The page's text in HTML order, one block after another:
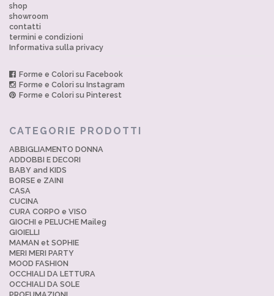
shop
showroom
contatti
termini e condizioni
Informativa sulla privacy
Forme e Colori su Facebook
Forme e Colori su Instagram
Forme e Colori su Pinterest
CATEGORIE PRODOTTI
ABBIGLIAMENTO DONNA
ADDOBBI E DECORI
BABY and KIDS
BORSE e ZAINI
CASA
CUCINA
CURA CORPO e VISO
GIOCHI e PELUCHE Maileg
GIOIELLI
MAMAN et SOPHIE
MERI MERI PARTY
MOOD FASHION
OCCHIALI DA LETTURA
OCCHIALI DA SOLE